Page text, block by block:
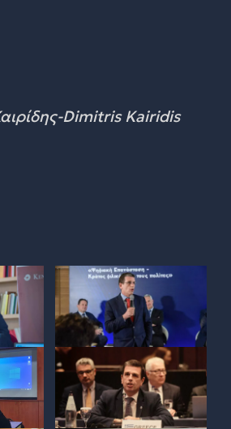
Dimitris Kairidis